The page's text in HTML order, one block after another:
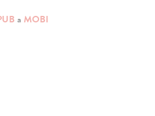
a MOBI